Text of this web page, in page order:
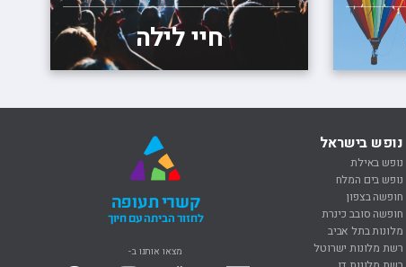
חיי לילה
נופש בישראל
נופש באילת
נופש בים המלח
חופשה בצפון
חופשה סובב כינרת
מלונות בתל אביב
רשת מלונות ישרוטל
קשרי תעופה
לחזור הביתה עם חיוך
מצאו אותנו ב-